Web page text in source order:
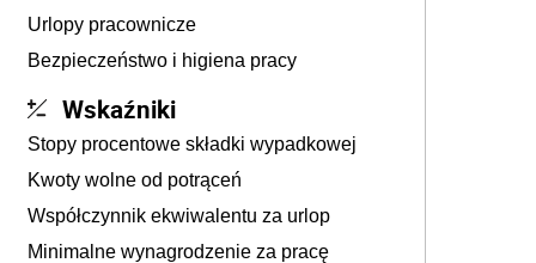
Urlopy pracownicze
Bezpieczeństwo i higiena pracy
Wskaźniki
Stopy procentowe składki wypadkowej
Kwoty wolne od potrąceń
Współczynnik ekwiwalentu za urlop
Minimalne wynagrodzenie za pracę